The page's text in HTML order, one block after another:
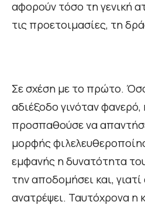
αφορούν τόσο τη γενική
τις προετοιμασίες, τη
Σε σχέση με το πρώτο.
αδιέξοδο γινόταν φανερό,
προσπαθούσε να
μορφής
εμφανής η δυνατότητα
την αποδομήσει και, γιατί
ανατρέψει. Ταυτόχρονα η